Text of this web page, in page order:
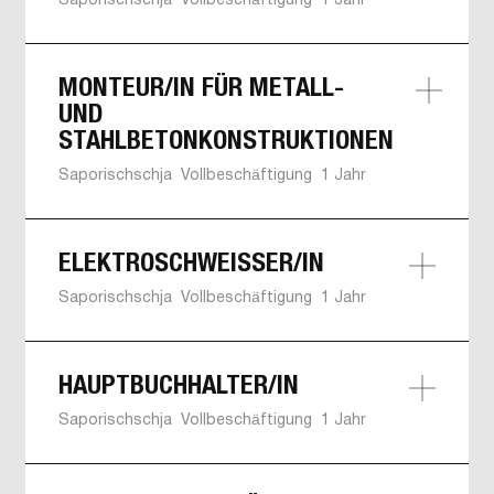
SICH FÜR EINE STELLE BEWERBEN
Arbeitsbedingungen:
Offizielle Anstellung, offizielles Gehalt, Sozialpaket,
Reservierung gemäß der Gesetzgebung.
MONTEUR/IN FÜR METALL-
UND
STAHLBETONKONSTRUKTIONEN
Saporischschja Vollbeschäftigung 1 Jahr
Arbeitsbedingungen:
Offizielle Anstellung, offizielles Gehalt, Sozialpaket,
Reservierung gemäß der Gesetzgebung.
SICH FÜR EINE STELLE BEWERBEN
ELEKTROSCHWEISSER/IN
Saporischschja Vollbeschäftigung 1 Jahr
Arbeitsbedingungen:
Offizielle Anstellung, offizielles Gehalt, Sozialpaket,
Reservierung gemäß der Gesetzgebung.
HAUPTBUCHHALTER/IN
Saporischschja Vollbeschäftigung 1 Jahr